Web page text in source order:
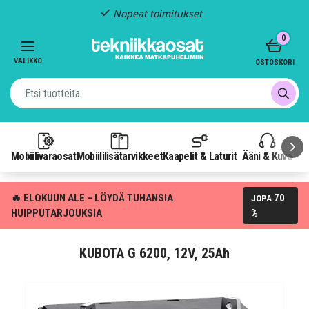
Nopeat toimitukset
VALIKKO
MobiilivaraosatMobiililisätarvikkeetKaapelit & Laturit Ääni & Kuva
0
OSTOSKORI
🔥 ELOKUUN ALE – LÖYDÄ TUHANSIA
HUIPPUTARJOUKSIA
JOPA 70
%
KUBOTA G 6200, 12V, 25Ah